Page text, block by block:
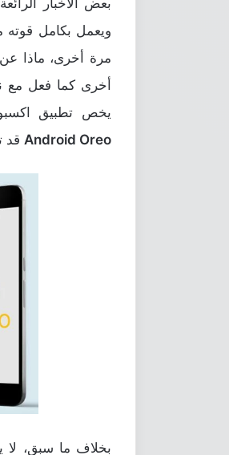
ويعمل بكامل قوته
مرة أخرى، ماذا عن
أخرى كما فعل مع
يخص تطبيق
Android Oreo قد
بخلاف ما سبق، لا